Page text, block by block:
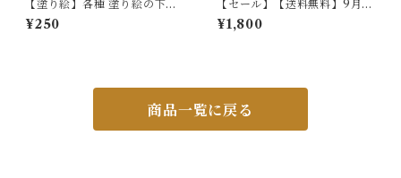
【塗り絵】各種 塗り絵の下絵
を1枚ずつ
¥250
【セール】【送料無料】9月始
まりの卓上カレンダー
¥1,800
商品一覧に戻る